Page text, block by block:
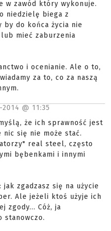
w zawód który wykonuje.
niedzielę biega z
by do końca życia nie
lub mieć zaburzenia
i ocenianie. Ale o to,
za to, co za naszą
2014 @ 11:35
że ich sprawność jest
nic się nie może stać.
real steel, często
bębenkami i innymi
zgadzasz się na użycie
Ale jeżeli ktoś użyje ich
zgody... Cóż, ja
stanowczo.